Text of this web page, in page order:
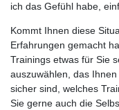
ich das Gefühl habe,
Kommt Ihnen diese
Erfahrungen gemacht
Trainings etwas für Sie
auszuwählen, das
sicher sind, welches
Sie gerne auch die